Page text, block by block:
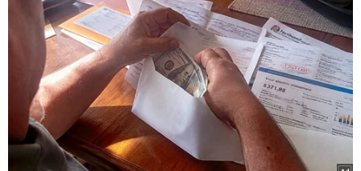
Thụy Sĩ khó đạt mục tiêu giảm phát
thải khí nhà kính vào năm 2030
07/08/2026 09:42
Bão Dolphin càn quét các đảo miền
Nam Nhật Bản, sân bay Okinawa